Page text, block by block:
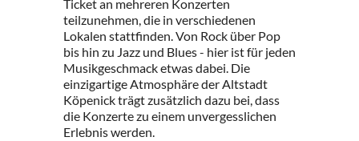
Ticket an mehreren Konzerten
teilzunehmen, die in verschiedenen
Lokalen stattfinden. Von Rock über Pop
bis hin zu Jazz und Blues - hier ist für jeden
Musikgeschmack etwas dabei. Die
einzigartige Atmosphäre der Altstadt
Köpenick trägt zusätzlich dazu bei, dass
die Konzerte zu einem unvergesslichen
Erlebnis werden.